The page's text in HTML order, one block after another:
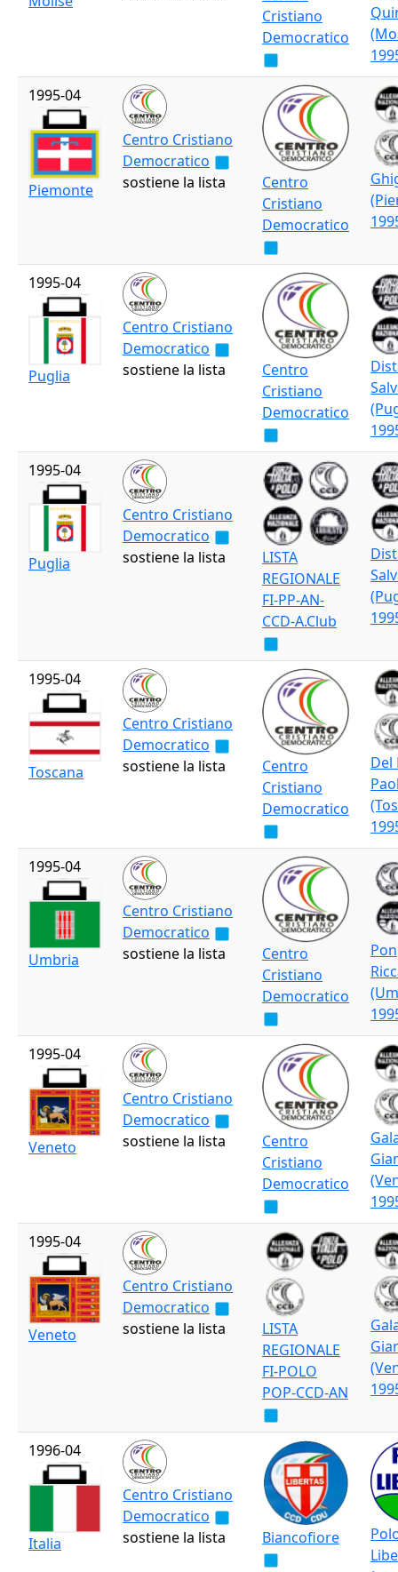
Cristiano
Democratico
1995-04
Piemonte
Centro Cristiano
Democratico
sostiene la lista
Centro
Cristiano
Democratico
1995-04
Puglia
Centro Cristiano
Democratico
sostiene la lista
Centro
Cristiano
Democratico
1995-04
Puglia
Centro Cristiano
Democratico
sostiene la lista
LISTA
REGIONALE
FI-PP-AN-
CCD-A.Club
1995-04
Toscana
Centro Cristiano
Democratico
sostiene la lista
Centro
Cristiano
Democratico
Del
1995-04
Umbria
Centro Cristiano
Democratico
sostiene la lista
Centro
Cristiano
Democratico
1995-04
Veneto
Centro Cristiano
Democratico
sostiene la lista
Centro
Cristiano
Democratico
1995-04
Veneto
Centro Cristiano
Democratico
sostiene la lista
LISTA
REGIONALE
FI-POLO
POP-CCD-AN
1996-04
Italia
Centro Cristiano
Democratico
sostiene la lista
Biancofiore